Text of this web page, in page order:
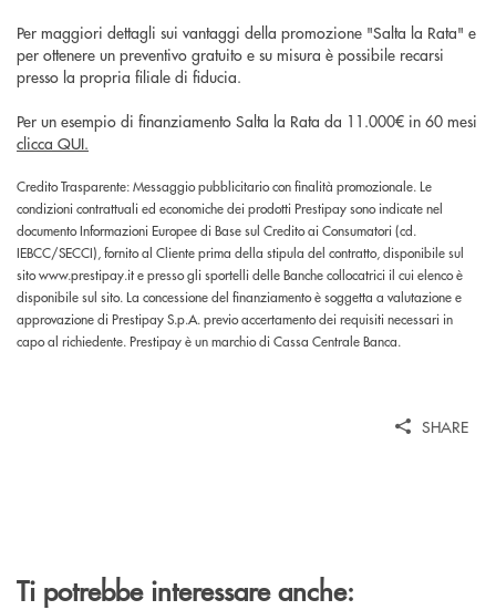
Per maggiori dettagli sui vantaggi della promozione "Salta la Rata" e
per ottenere un preventivo gratuito e su misura è possibile recarsi
presso la propria filiale di fiducia.
Per un esempio di finanziamento Salta la Rata da 11.000€ in 60 mesi
clicca QUI.
Credito Trasparente: Messaggio pubblicitario con finalità promozionale. Le
condizioni contrattuali ed economiche dei prodotti Prestipay sono indicate nel
documento Informazioni Europee di Base sul Credito ai Consumatori (cd.
IEBCC/SECCI), fornito al Cliente prima della stipula del contratto, disponibile sul
sito www.prestipay.it e presso gli sportelli delle Banche collocatrici il cui elenco è
disponibile sul sito. La concessione del finanziamento è soggetta a valutazione e
approvazione di Prestipay S.p.A. previo accertamento dei requisiti necessari in
capo al richiedente. Prestipay è un marchio di Cassa Centrale Banca.
SHARE
Ti potrebbe interessare anche: